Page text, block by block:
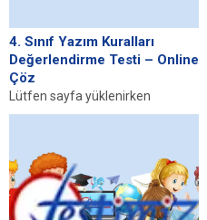
4. Sınıf Yazım Kuralları
Değerlendirme Testi – Online
Çöz
Lütfen sayfa yüklenirken
bekleyiniz, tarayıcınızda
olduğundan emin olunuz. Eğer
sayfa yüklenmediyse buraya...